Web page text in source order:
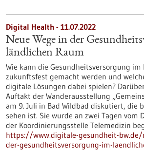
Digital Health - 11.07.2022
Neue Wege in der
ländlichen Raum
Wie kann die Gesundheitsversorgung
zukunftsfest gemacht werden und
digitale Lösungen dabei spielen?
Auftakt der Wanderausstellung
am 9. Juli in Bad Wildbad diskutiert, die
sehen ist. Sie wurde an zwei Tagen vom
der Koordinierungsstelle Telemedizin
https://www.digitale-gesundheit-bw.de/
der-gesundheitsversorgung-im-